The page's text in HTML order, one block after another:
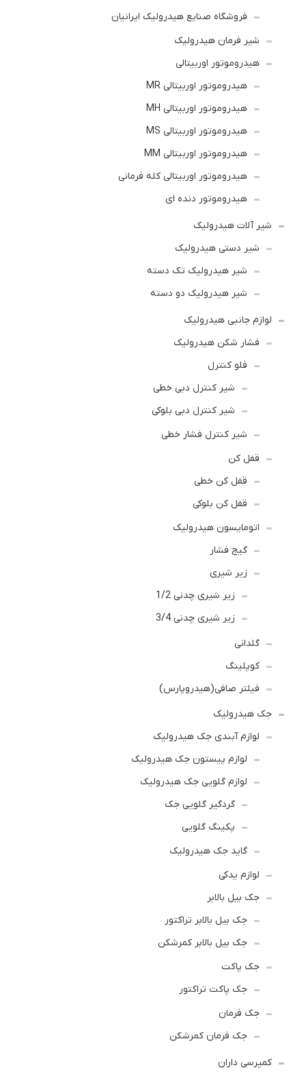
فروشگاه صنایع هیدرولیک ایرانیان
شیر فرمان هیدرولیک
هیدروموتور اوربیتالی
هیدروموتور اوربیتالی MR
هیدروموتور اوربیتالی MH
هیدروموتور اوربیتالی MS
هیدروموتور اوربیتالی MM
هیدروموتور اوربیتالی کله فرمانی
هیدروموتور دنده ای
شیر آلات هیدرولیک
شیر دستی هیدرولیک
شیر هیدرولیک تک دسته
شیر هیدرولیک دو دسته
لوازم جانبی هیدرولیک
فشار شکن هیدرولیک
فلو کنترل
شیر کنترل دبی خطی
شیر کنترل دبی بلوکی
شیر کنترل فشار خطی
قفل کن
قفل کن خطی
قفل کن بلوکی
اتومایسون هیدرولیک
گیج فشار
زیر شیری
زیر شیری چدنی 1/2
زیر شیری چدنی 3/4
گلدانی
کوپلینگ
فیلتر صافی(هیدروپارس)
جک هیدرولیک
لوازم آبندی جک هیدرولیک
لوازم پیستون جک هیدرولیک
لوازم گلویی جک هیدرولیک
گردگیر گلویی جک
پکینگ گلویی
گاید جک هیدرولیک
لوازم یدکی
جک بیل بالابر
جک بیل بالابر تراکتور
جک بیل بالابر کمرشکن
جک پاکت
جک پاکت تراکتور
جک فرمان
جک فرمان کمرشکن
کمپرسی داران